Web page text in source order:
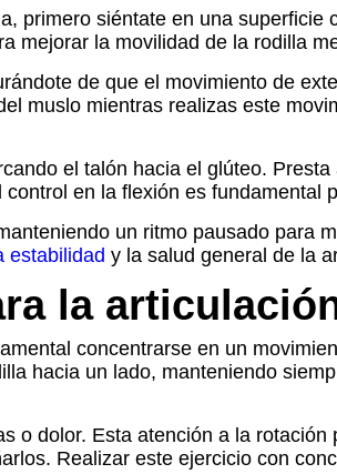
primero siéntate en una superficie
mejorar la movilidad de la rodilla
de que el movimiento de
muslo mientras realizas este
el talón hacia el glúteo.
en la flexión es fundamental
un ritmo pausado para
estabilidad y la salud general de la
la
concentrarse en un
hacia un lado, manteniendo
o dolor. Esta atención a la
Realizar este ejercicio con